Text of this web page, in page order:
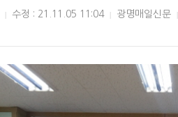
| 수정 : 21.11.05 11:04 | 광명매일신문 |